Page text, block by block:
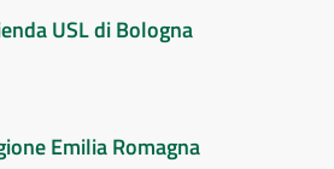
USL di Bologna
Emilia Romagna